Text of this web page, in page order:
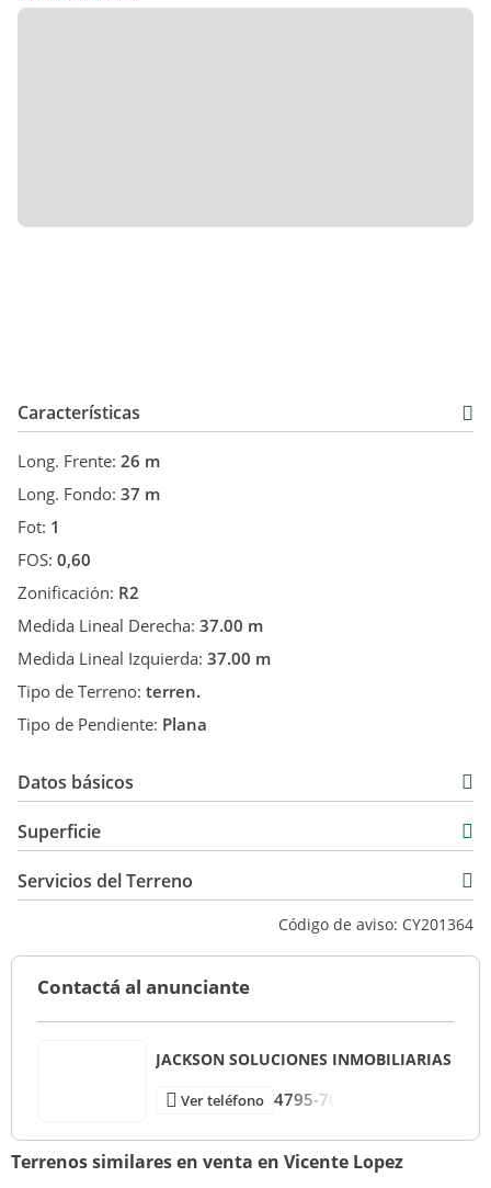
Características
Long. Frente: 26 m
Long. Fondo: 37 m
Fot: 1
FOS: 0,60
Zonificación: R2
Medida Lineal Derecha: 37.00 m
Medida Lineal Izquierda: 37.00 m
Tipo de Terreno: terren.
Tipo de Pendiente: Plana
Datos básicos
Superficie
955 m2
Servicios del Terreno
Código de aviso: CY201364
Contactá al anunciante
JACKSON SOLUCIONES INMOBILIARIAS
Ver teléfono 4795-70
Terrenos similares en venta en Vicente Lopez